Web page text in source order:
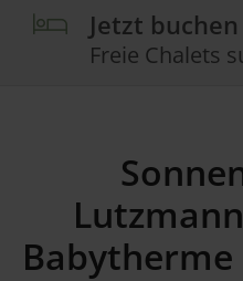
Jetzt buchen
Freie Chalets